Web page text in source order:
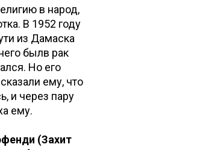
в народ,
В 1952 году
из Дамаска
былв рак
Но его
ему, что
и через пару
ему.
(Захит